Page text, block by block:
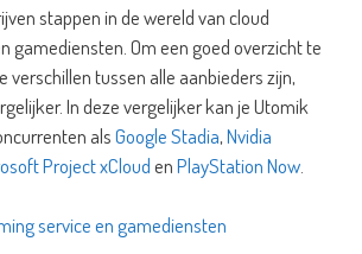
stappen in de wereld van cloud
gamediensten. Om een goed overzicht te
verschillen tussen alle aanbieders zijn,
In deze vergelijker kan je Utomik
alsGoogle Stadia,Nvidia
Project xCloudenPlayStation Now
service en gamediensten